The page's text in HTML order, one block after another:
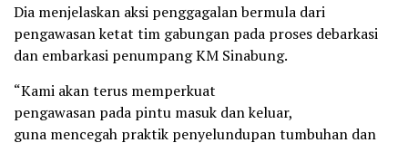
Dia menjelaskan aksi penggagalan bermula dari
pengawasan ketat tim gabungan pada proses debarkasi
dan embarkasi penumpang KM Sinabung.
“Kami akan terus memperkuat
pengawasan pada pintu masuk dan keluar,
guna mencegah praktik penyelundupan tumbuhan dan